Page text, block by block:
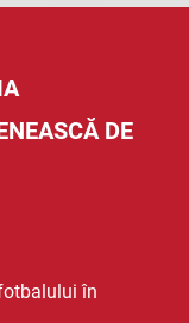
DE
în